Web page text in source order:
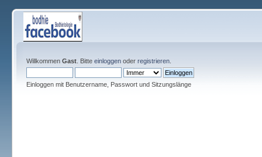
Willkommen Gast. Bitte einloggenoder registrieren.
Einloggen mit Benutzername, Passwort und Sitzungslänge